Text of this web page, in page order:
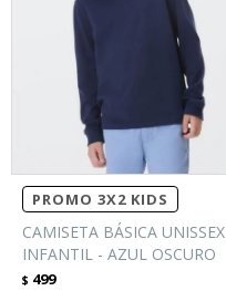
PROMO 3X2 KIDS
CAMISETA BÁSICA UNISSEX
INFANTIL - AZUL OSCURO
$ 499